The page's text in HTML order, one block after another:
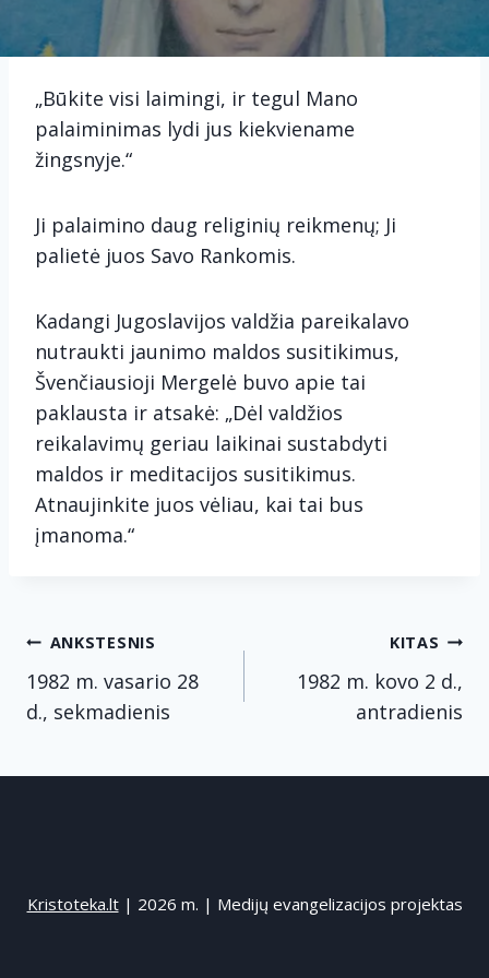
„Būkite visi laimingi, ir tegul Mano
palaiminimas lydi jus kiekviename
žingsnyje.“
Ji palaimino daug religinių reikmenų; Ji
palietė juos Savo Rankomis.
Kadangi Jugoslavijos valdžia pareikalavo
nutraukti jaunimo maldos susitikimus,
Švenčiausioji Mergelė buvo apie tai
paklausta ir atsakė: „Dėl valdžios
reikalavimų geriau laikinai sustabdyti
maldos ir meditacijos susitikimus.
Atnaujinkite juos vėliau, kai tai bus
įmanoma.“
Navigacija
tarp
ANKSTESNIS
1982 m. vasario 28
d., sekmadienis
KITAS
1982 m. kovo 2 d.,
antradienis
Kristoteka.lt| 2026 m. | Medijų evangelizacijos projektas